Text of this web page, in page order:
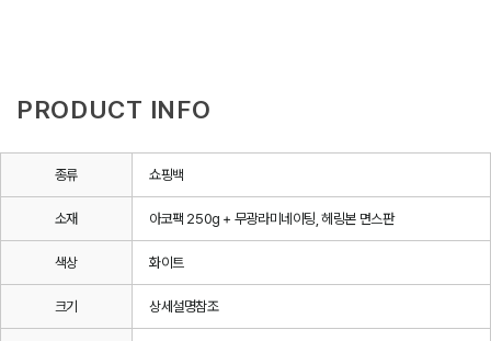
PRODUCT INFO
종류 쇼핑백
소재 아코팩 250g + 무광라미네이팅, 헤링본 면스판
색상 화이트
크기 상세설명참조